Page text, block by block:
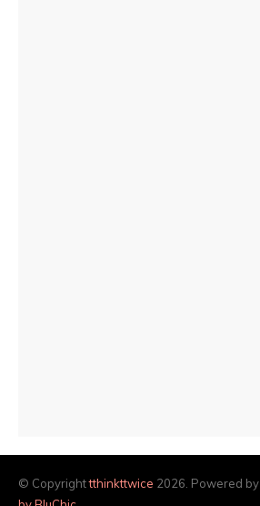
© Copyrighttthinkttwice 2026. Powered by